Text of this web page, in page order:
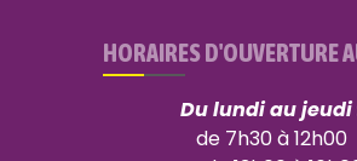
HORAIRES D'OUVERTURE
Du lundi au jeudi
de 7h30 à 12h00